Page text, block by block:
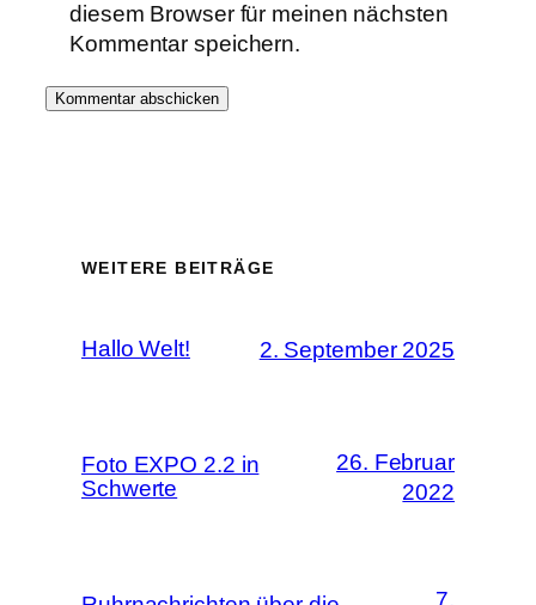
diesem Browser für meinen nächsten
Kommentar speichern.
WEITERE BEITRÄGE
Hallo Welt! 2. September 2025
Foto EXPO 2.2 in
Schwerte
26. Februar
2022
7.